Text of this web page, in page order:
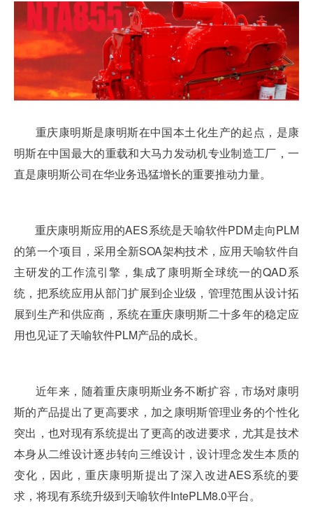
重庆康明斯是康明斯在中国本土化生产的起点，是康
明斯在中国最大的重载和大马力发动机专业制造工厂，一
直是康明斯公司在华业务迅猛增长的重要推动力量。
重庆康明斯应用的AES系统是天喻软件PDM走向PLM
的第一个项目，采用全新SOA架构技术，应用天喻软件自
主研发的工作流引擎，集成了康明斯全球统一的QAD系
统，把系统应用从部门扩展到企业级，管理范围从设计拓
展到生产和供应商，系统在重庆康明斯二十多年的稳定应
用也见证了天喻软件PLM产品的成长。
近年来，随着重庆康明斯业务不断扩容，市场对康明
斯的产品提出了更高要求，加之康明斯管理业务的个性化
突出，也对现有系统提出了更高的改进要求，尤其是技术
本身从二维设计逐步转向三维设计，设计理念发生本质的
变化，因此，重庆康明斯提出了深入改进AES系统的要
求，将现有系统升级到天喻软件IntePLM8.0平台。